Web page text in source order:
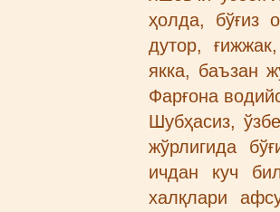
ҳолда, бўғиз
дутор,
якка, баъзан
Фарғона
Шубҳасиз,
жўрлигида
ичдан куч
халқлари